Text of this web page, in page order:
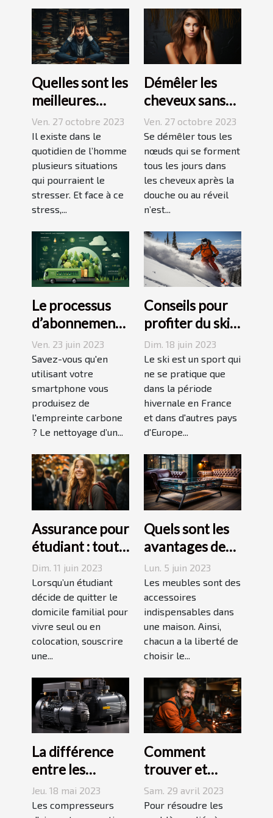
Quelles sont les
meilleures
techniques
pour vaincre le
stress ?
Ven. 27 octobre 2023
Il existe dans le
quotidien de l’homme
plusieurs situations
qui pourraient le
stresser. Et face à ce
stress,...
Démêler les
cheveux sans
difficulté et
sans douleur :
comment s’y
prendre ?
Ven. 27 octobre 2023
Se démêler tous les
nœuds qui se forment
tous les jours dans
les cheveux après la
douche ou au réveil
n’est...
Le processus
d’abonnement
et de réduction
de votre
empreinte
carbone avec
un forfait
mobile
Ven. 23 juin 2023
Savez-vous qu'en
utilisant votre
smartphone vous
produisez de
l'empreinte carbone
? Le nettoyage d’un...
Conseils pour
profiter du ski
en juin, juillet,
août ou
septembre
Dim. 18 juin 2023
Le ski est un sport qui
ne se pratique que
dans la période
hivernale en France
et dans d'autres pays
d'Europe...
Assurance pour
étudiant : tout
ce qu’il faut
savoir avant de
choisir
Dim. 11 juin 2023
Lorsqu’un étudiant
décide de quitter le
domicile familial pour
vivre seul ou en
colocation, souscrire
une...
Quels sont les
avantages des
tables basses
industrielles ?
Lun. 5 juin 2023
Les meubles sont des
accessoires
indispensables dans
une maison. Ainsi,
chacun a la liberté de
choisir le...
La différence
entre les
compresseurs à
piston et à vis
Jeu. 18 mai 2023
Les compresseurs
Comment
trouver et
choisir un bon
plombier à Evry
Sam. 29 avril 2023
Pour résoudre les